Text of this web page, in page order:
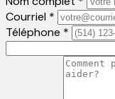
Courriel *
Téléphone *